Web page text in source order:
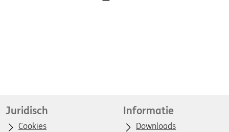
Juridisch
Cookies
Informatie
Downloads